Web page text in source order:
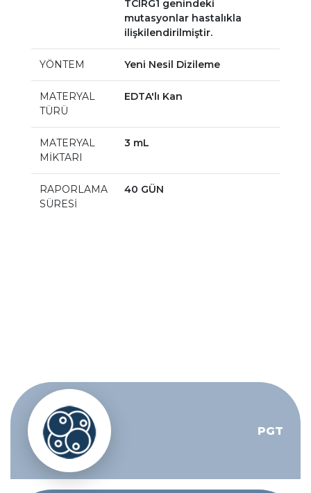
TCIRG1 genindeki
mutasyonlar hastalıkla
ilişkilendirilmiştir.
YÖNTEM Yeni Nesil Dizileme
MATERYAL
TÜRÜ
EDTA'lı Kan
MATERYAL
MİKTARI
3 mL
RAPORLAMA
SÜRESİ
40 GÜN
PGT